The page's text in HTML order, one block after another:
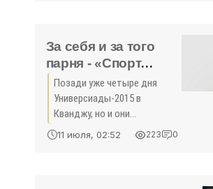
делегации бизнесменов из
За себя и за того
парня - «Спорт
Крыма»
Позади уже четыре дня
Универсиады-2015 в
Кванджу, но и они
продемонстрировали, что
11 июля, 02:52 223 0